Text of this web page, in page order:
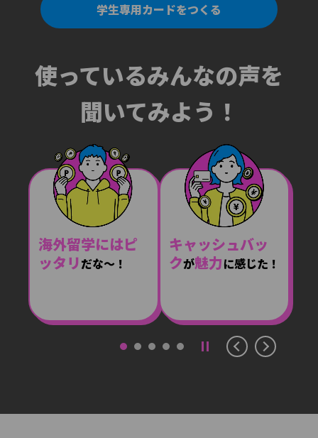
学生専用カードをつくる
使っているみんなの声を
聞いてみよう！
海外留学にはピ
ッタリだな～！
キャッシュバッ
クが魅力に感じた！
海外で使うとキ
ャッシュバック
海外留学で使用し
ました。ポイント還
元率が良かったで
学生のうちに海
外に行くとき、便利
学生で初めてのク
レカで安心感があ
学生に嬉しい特
典があったので申込
Barbie カードの
デザインが可愛か
海外で利用するとポ
イントが還元さ
学生のうちに登録
するとお得！